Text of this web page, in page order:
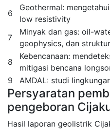
6
Geothermal:
low resistivity
7
Minyak dan gas: oil-
geophysics, dan struktur
8
Kebencanaan:
mitigasi bencana
9
AMDAL: studi
Persyaratan
pengeboran
Hasil laporan geolistrik